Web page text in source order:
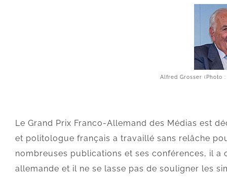
Alfred Grosser (Photo
Le Grand Prix Franco-Allemand des Médias est
et politologue français a travaillé sans relâche
nombreuses publications et ses conférences, il
allemande et il ne se lasse pas de souligner les